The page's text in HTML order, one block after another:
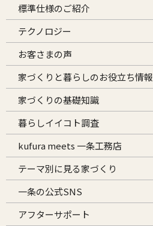
標準仕様のご紹介
テクノロジー
お客さまの声
家づくりと暮らしのお役立ち情報
家づくりの基礎知識
暮らしイイコト調査
kufura meets 一条工務店
テーマ別に見る家づくり
一条の公式SNS
アフターサポート